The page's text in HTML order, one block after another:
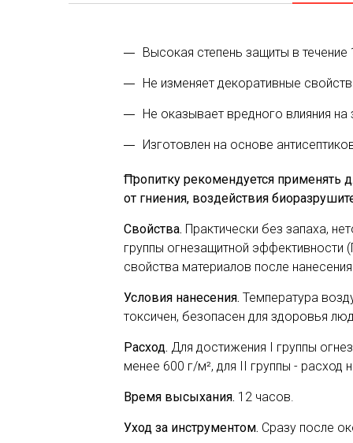
Высокая степень защиты в течение
Не изменяет декоративные
Не оказывает вредного влияния
Изготовлен на основе
Пропитку рекомендуется применять
от гниения, воздействия
Свойства. Практически без запаха,
группы огнезащитной
свойства материалов после
Условия нанесения. Температура
токсичен, безопасен для здоровья
Расход. Для достижения I группы
менее 600 г/м², для II группы - расход
Время высыхания. 12 часов.
Уход за инструментом. Сразу после